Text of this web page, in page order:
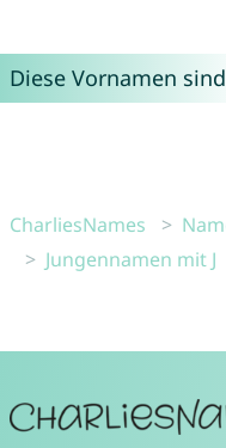
Diese Vornamen
CharliesNames
Jungennamen mit J